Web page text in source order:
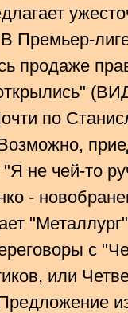
Премьер-
продаже
по
не чей-то
-
"Металлург"
с
или